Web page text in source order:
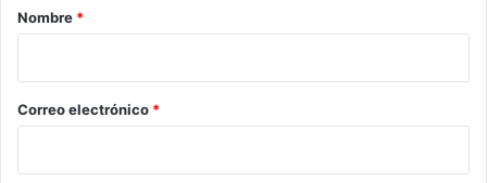
r
*
Nombre *
Correo electrónico *